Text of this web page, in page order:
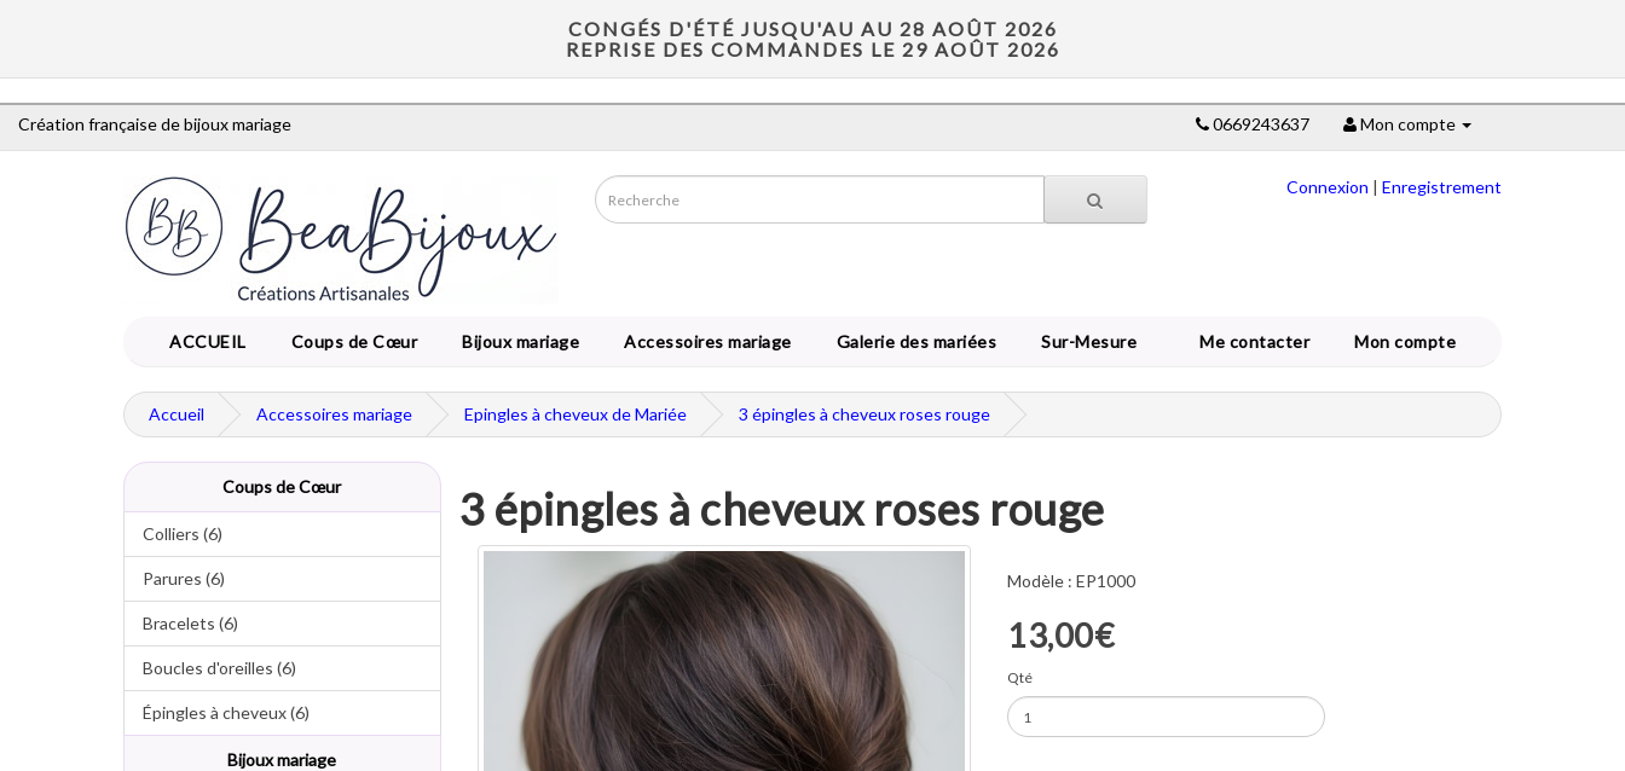
CONGÉS D'ÉTÉ JUSQU'AU AU 28 AOÛT 2026
REPRISE DES COMMANDES LE 29 AOÛT 2026
Création française de bijoux mariage 0669243637 Mon compte
Connexion | Enregistrement
ACCUEIL Coups de Cœur Bijoux mariage Accessoires mariage Galerie des mariées Sur-Mesure Me contacter Mon compte
Accueil Accessoires mariage Epingles à cheveux de Mariée 3 épingles à cheveux roses rouge
Coups de Cœur
Colliers (6)
Parures (6)
Bracelets (6)
Boucles d'oreilles (6)
Épingles à cheveux (6)
Bijoux mariage
3 épingles à cheveux roses rouge
Modèle : EP1000
13,00€
Qté